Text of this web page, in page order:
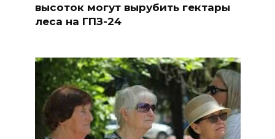
высоток могут вырубить гектары
леса на ГПЗ-24